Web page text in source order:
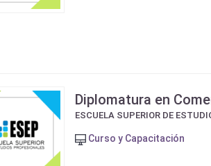
Diplomatura en
ESCUELA SUPERIOR DE
Curso y Capacitación